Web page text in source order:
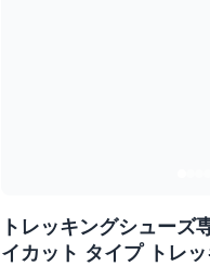
トレッキングシューズ
イカット タイプ トレ